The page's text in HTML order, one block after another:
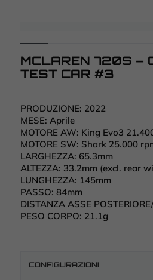
MCLAREN 720S –
TEST CAR #3
PRODUZIONE: 2022
MESE: Aprile
MOTORE AW: King Evo3
MOTORE SW: Shark 25.000
LARGHEZZA: 65.3mm
ALTEZZA: 33.2mm (excl. rear
LUNGHEZZA: 145mm
PASSO: 84mm
DISTANZA ASSE
PESO CORPO: 21.1g
CONFIGURAZIONI